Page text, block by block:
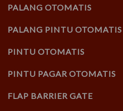
PALANG OTOMATIS
PALANG PINTU OTOMATIS
PINTU OTOMATIS
PINTU PAGAR OTOMATIS
FLAP BARRIER GATE